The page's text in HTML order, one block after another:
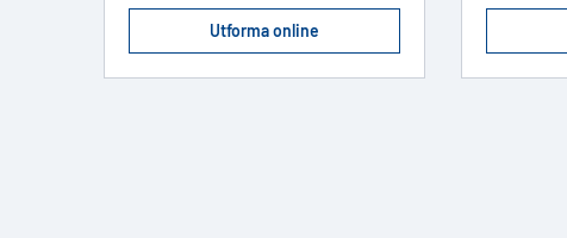
Utforma online